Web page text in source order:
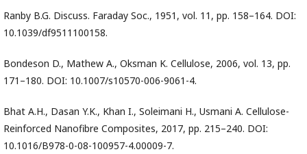
Rаnby B.G. Discuss. Faraday Soc., 1951, vol. 11, pp. 158–164. DOI:
10.1039/df9511100158.
Bondeson D., Mathew A., Oksman K. Cellulose, 2006, vol. 13, pp.
171–180. DOI: 10.1007/s10570-006-9061-4.
Bhat A.H., Dasan Y.K., Khan I., Soleimani H., Usmani A. Cellulose-
Reinforced Nanofibre Composites, 2017, pр. 215–240. DOI:
10.1016/B978-0-08-100957-4.00009-7.